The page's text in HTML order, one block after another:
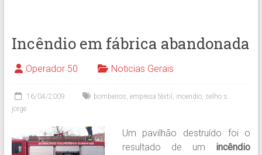
Incêndio em fábrica abandonada
Operador 50 Noticias Gerais
16/04/2009 bombeiros, empresa têxtil , incendio, selho s.
jorge
Um pavilhão destruído foi o
resultado de um incêndio